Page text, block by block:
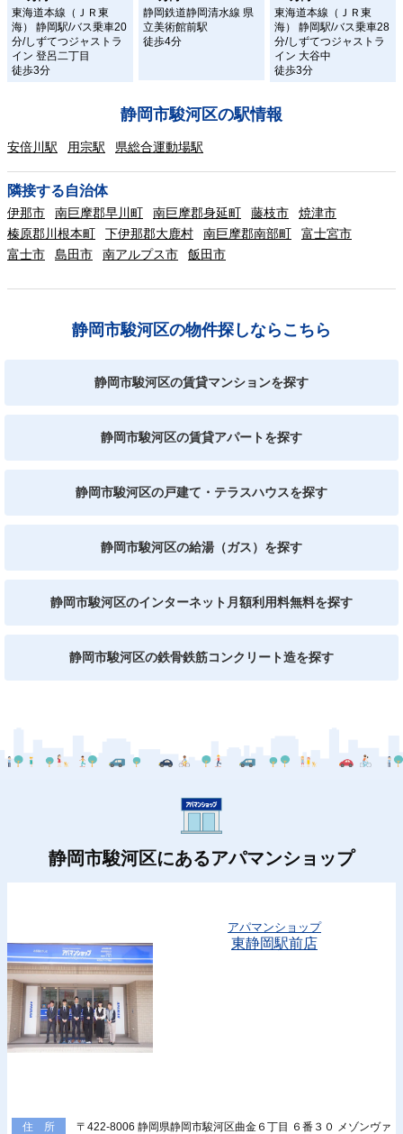
東海道本線（ＪＲ東
海） 静岡駅/バス乗車20
分/しずてつジャストラ
イン 登呂二丁目
徒歩3分
静岡鉄道静岡清水線 県
立美術館前駅
徒歩4分
東海道本線（ＪＲ東
海） 静岡駅/バス乗車28
分/しずてつジャストラ
イン 大谷中
徒歩3分
静岡市駿河区の駅情報
安倍川駅 用宗駅 県総合運動場駅
隣接する自治体
伊那市 南巨摩郡早川町 南巨摩郡身延町 藤枝市
焼津市
榛原郡川根本町
下伊那郡大鹿村 南巨摩郡南部町
富士宮市
富士市
島田市 南アルプス市 飯田市
静岡市駿河区の物件探しならこちら
静岡市駿河区の賃貸マンションを探す
静岡市駿河区の賃貸アパートを探す
静岡市駿河区の戸建て・テラスハウスを探す
静岡市駿河区の給湯（ガス）を探す
静岡市駿河区のインターネット月額利用料無料を探す
静岡市駿河区の鉄骨鉄筋コンクリート造を探す
静岡市駿河区にあるアパマンショップ
アパマンショップ
東静岡駅前店
住 所
〒422-8006 静岡県静岡市駿河区曲金６丁目 ６番３０ メゾンヴァ